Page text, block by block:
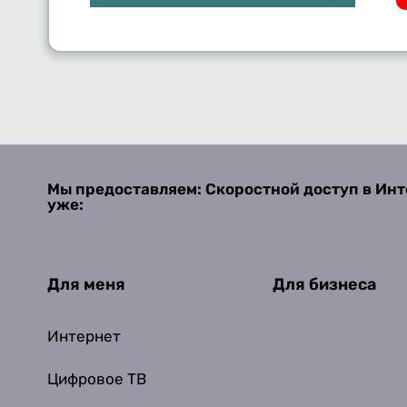
Мы предоставляем: Скоростной доступ в
уже:
Для меня
Интернет
Цифровое ТВ
Для бизнеса